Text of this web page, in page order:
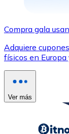
Compra gala
Adquiere
físicos en Europa
Ver más